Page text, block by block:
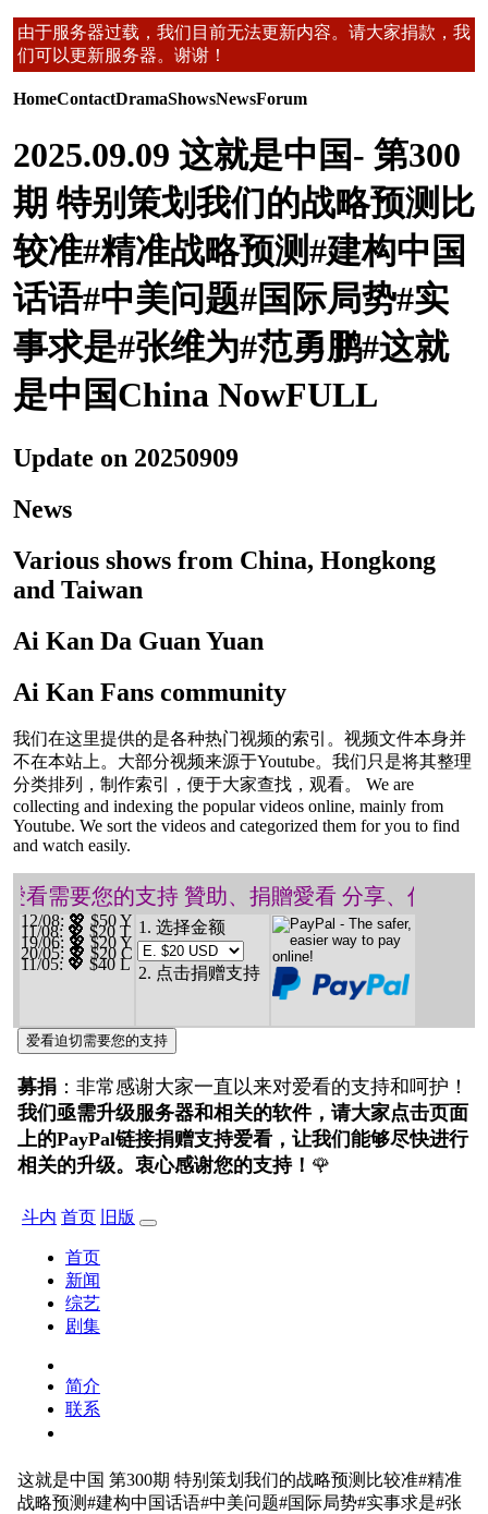
由于服务器过载，我们目前无法更新内容。请大家捐款，我
们可以更新服务器。谢谢！
HomeContactDramaShowsNewsForum
2025.09.09 这就是中国- 第300
期 特别策划我们的战略预测比
较准#精准战略预测#建构中国
话语#中美问题#国际局势#实
事求是#张维为#范勇鹏#这就
是中国China NowFULL
Update on 20250909
News
Various shows from China, Hongkong
and Taiwan
Ai Kan Da Guan Yuan
Ai Kan Fans community
我们在这里提供的是各种热门视频的索引。视频文件本身并
不在本站上。大部分视频来源于Youtube。我们只是将其整理
分类排列，制作索引，便于大家查找，观看。 We are
collecting and indexing the popular videos online, mainly from
Youtube. We sort the videos and categorized them for you to find
and watch easily.
看需要您的支持 贊助、捐贈愛看 分享、傳播
12/08: 💖 $50 Y
11/08: 💖 $20 T
19/06: 💖 $20 Y
20/05: 💖 $20 C
11/05: 💖 $40 L
1. 选择金额
2. 点击捐赠支持
爱看迫切需要您的支持
募捐 ：非常感谢大家一直以来对爱看的支持和呵护！
我们亟需升级服务器和相关的软件，请大家点击页面
上的PayPal链接捐赠支持爱看，让我们能够尽快进行
相关的升级。衷心感谢您的支持！ 🌹
斗内 首页 旧版
首页
新闻
综艺
剧集
简介
联系
这就是中国 第300期 特别策划我们的战略预测比较准#精准
战略预测#建构中国话语#中美问题#国际局势#实事求是#张